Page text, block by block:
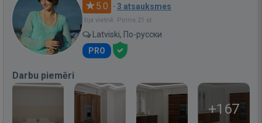
5.0 · 3 atsauksmes
Bija vietnē: Pirms 21 st.
Latviski, По-русски
PRO
Darbu piemēri
+167